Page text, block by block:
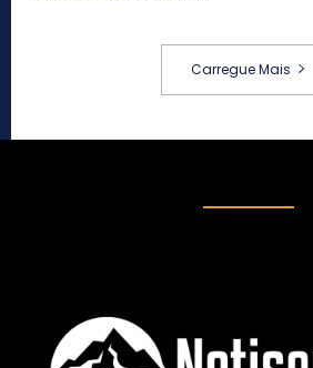
Carregue Mais